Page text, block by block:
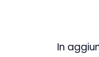
In